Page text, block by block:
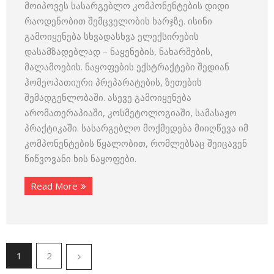
მოიპოვეს სასარგებლო კომპონენტების დიდი
რაოდენობით შემცველობის ხარჯზე. ისინი
გამოიყენება სხვადასხვა ელექსირების
დასამზადებლად – ნაყენების, ნახარშების,
მალამოების. ნაყოფების ექსტრაქტები შედიან
ჰომეოპათიური პრეპარატების, ზეთების
შემადგენლობაში. ასევე გამოიყენება
არომათერაპიაში, კოსმეტოლოგიაში, სამასაჟო
პრაქტიკაში. სასარგებლო მოქმედება მიიღწევა იმ
კომპონენტების წყალობით, რომლებსაც შეიცავენ
წიწვოვანი ხის ნაყოფები.
Read More
1 2